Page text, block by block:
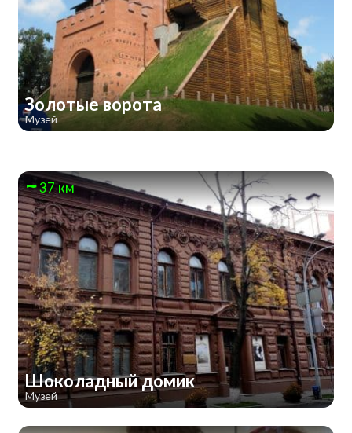
Золотые ворота
Музей
37 км
Шоколадный домик
Музей